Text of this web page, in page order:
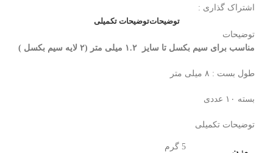
اشتراک گذاری :
توضیحاتتوضیحات تکمیلی
توضیحات
مناسب برای سیم بکسل تا سایز ۱.۲ میلی متر (۲ لایه سیم بکسل )
طول بست : ۸ میلی متر
بسته ۱۰ عددی
توضیحات تکمیلی
5 گرم